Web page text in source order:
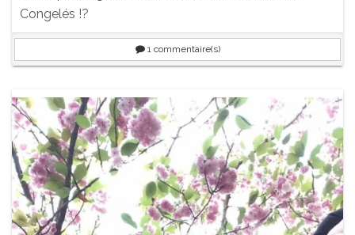
Congelés !?
1commentaire(s)